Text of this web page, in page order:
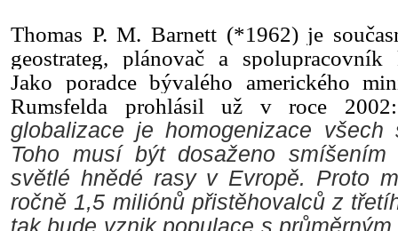
Thomas P. M. Barnett (*1962) je
geostrateg, plánovač a
Jako poradce bývalého amerického
Rumsfelda prohlásil už v roce
globalizace je homogenizace všech
Toho musí být dosaženo
světlé hnědé rasy v Evropě. Proto
ročně 1,5 miliónů přistěhovalců z
tak bude vznik populace s